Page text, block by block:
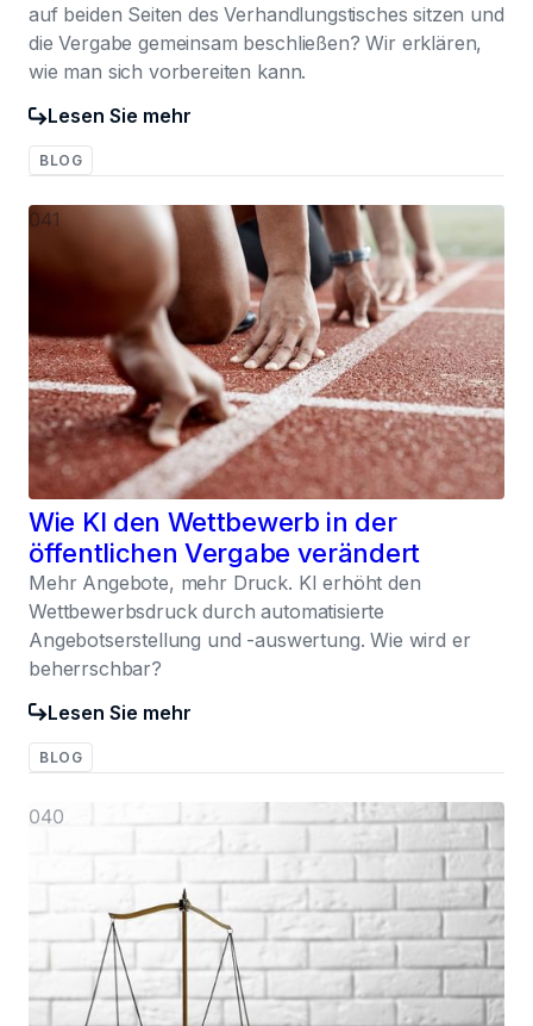
auf beiden Seiten des Verhandlungstisches sitzen und
die Vergabe gemeinsam beschließen? Wir erklären,
wie man sich vorbereiten kann.
Lesen Sie mehr
BLOG
Wie KI den Wettbewerb in der
öffentlichen Vergabe verändert
Mehr Angebote, mehr Druck. KI erhöht den
Wettbewerbsdruck durch automatisierte
Angebotserstellung und -auswertung. Wie wird er
beherrschbar?
Lesen Sie mehr
BLOG
041
040